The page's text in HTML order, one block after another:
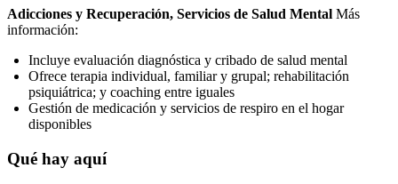
Adicciones y Recuperación, Servicios de Salud Mental Más
información:
Incluye evaluación diagnóstica y cribado de salud mental
Ofrece terapia individual, familiar y grupal; rehabilitación
psiquiátrica; y coaching entre iguales
Gestión de medicación y servicios de respiro en el hogar
disponibles
Qué hay aquí